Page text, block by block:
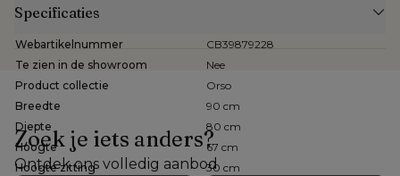
Specificaties
Webartikelnummer
CB39879228
Te zien in de showroom
Nee
Product collectie
Orso
Breedte
90 cm
Diepte
80 cm
Hoogte
67 cm
Hoogte zitting
30 cm
Zoek je iets anders?
Ontdek ons volledig aanbod